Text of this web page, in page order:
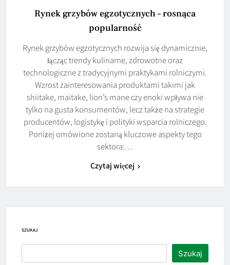
Rynek grzybów egzotycznych – rosnąca
popularność
Rynek grzybów egzotycznych rozwija się dynamicznie,
łącząc trendy kulinarne, zdrowotne oraz
technologiczne z tradycyjnymi praktykami rolniczymi.
Wzrost zainteresowania produktami takimi jak
shiitake, maitake, lion’s mane czy enoki wpływa nie
tylko na gusta konsumentów, lecz także na strategie
producentów, logistykę i polityki wsparcia rolniczego.
Poniżej omówione zostaną kluczowe aspekty tego
sektora:…
Czytaj więcej
SZUKAJ
Szukaj